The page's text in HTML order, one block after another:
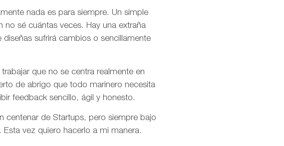
nada es para siempre. Un simple
sé cuántas veces. Hay una extraña
sufrirá cambios o sencillamente
que no se centra realmente en
de abrigo que todo marinero necesita
feedback sencillo, ágil y honesto.
centenar de Startups, pero siempre bajo
Esta vez quiero hacerlo a mi manera.